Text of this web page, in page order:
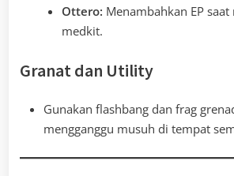
Ottero: Menambahkan EP
medkit.
Granat dan Utility
Gunakan flashbang dan frag
mengganggu musuh di tempat